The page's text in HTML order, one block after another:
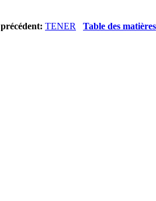
précédent: TENER
Table des matières